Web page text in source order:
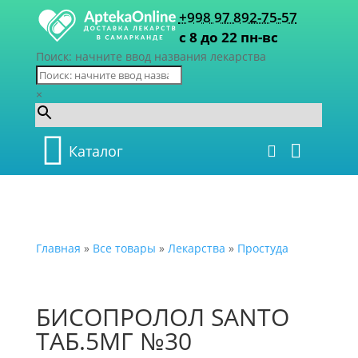
+998 97 892-75-57
с 8 до 22 пн-вс
Поиск: начните ввод названия лекарства
×
Каталог
Главная » Все товары » Лекарства » Простуда
БИСОПРОЛОЛ SANTO
ТАБ.5МГ №30